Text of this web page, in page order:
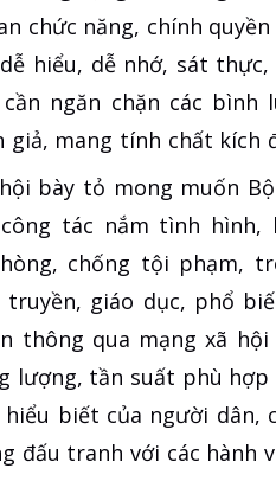
chức năng, chính
hiểu, dễ nhớ, sát
ngăn chặn các bình
giả, mang tính chất kích
bày tỏ mong muốn
tác nắm tình
chống tội phạm,
truyền, giáo dục, phổ
thông qua mạng xã
lượng, tần suất phù
biết của người
đấu tranh với các hành